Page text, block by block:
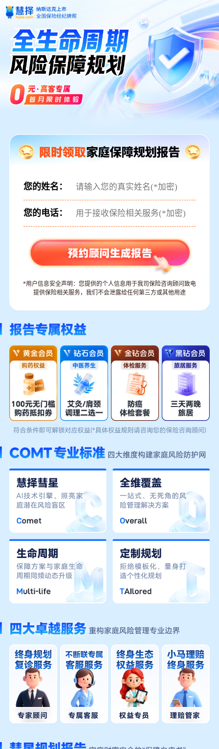
您的姓名：
您的电话：
*用户信息安全声明：您提供的个人信息用于我司保险咨询顾问致电
提供保险相关服务，我们不会泄露给任何第三方或其他用途